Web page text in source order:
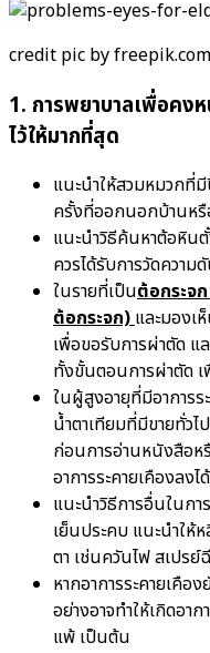
credit pic by
1. การพยาบาลเพื่อคง
ไว้ให้มากที่สุด
แนะนำให้สวมหมวกที่
ครั้งที่ออกนอกบ้านห
แนะนำวิธีค้นหาต้อหิน
ควรได้รับการวัดควา
ในรายที่เป็นต้อกระจก
ต้อกระจก) และมองเ
เพื่อขอรับการผ่าตัด แ
ทั้งขั้นตอนการผ่าตัด
ในผู้สูงอายุที่มีอาการร
น้ำตาเทียมที่มีขายทั่วไ
ก่อนการอ่านหนังสือห
อาการระคายเคืองลงได้
แนะนำวิธีการอื่นในกา
เย็นประคบ แนะนำให้
ตา เช่นควันไฟ สเปร
หากอาการระคายเคือ
อย่างอาจทำให้เกิดอา
แพ้ เป็นต้น